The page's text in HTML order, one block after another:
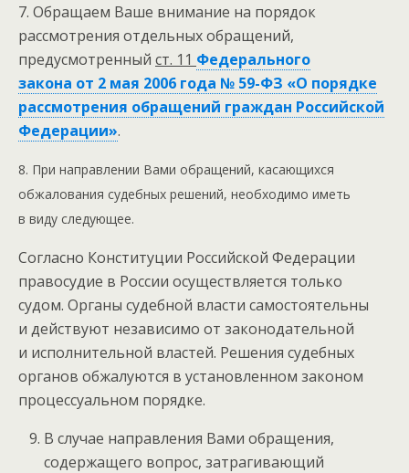
7. Обращаем Ваше внимание на порядок
рассмотрения отдельных обращений,
предусмотренный ст. 11 Федерального
закона от 2 мая 2006 года № 59-ФЗ «О порядке
рассмотрения обращений граждан Российской
Федерации».
8. При направлении Вами обращений, касающихся
обжалования судебных решений, необходимо иметь
в виду следующее.
Согласно Конституции Российской Федерации
правосудие в России осуществляется только
судом. Органы судебной власти самостоятельны
и действуют независимо от законодательной
и исполнительной властей. Решения судебных
органов обжалуются в установленном законом
процессуальном порядке.
В случае направления Вами обращения,
содержащего вопрос, затрагивающий